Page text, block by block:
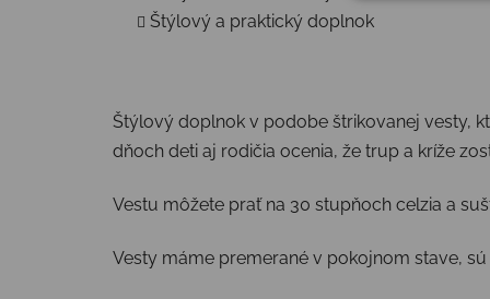
Štýlový a praktický doplnok
Štýlový doplnok v podobe štrikovanej vesty,
dňoch deti aj rodičia ocenia, že trup a kríže
Vestu môžete prať na 30 stupňoch celzia a
Vesty máme premerané v pokojnom stave,